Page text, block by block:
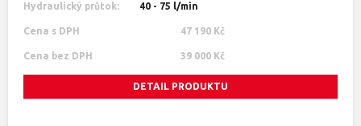
Hydraulický průtok: 40 - 75 l/min
Cena s DPH 47 190 Kč
Cena bez DPH 39 000 Kč
DETAIL PRODUKTU